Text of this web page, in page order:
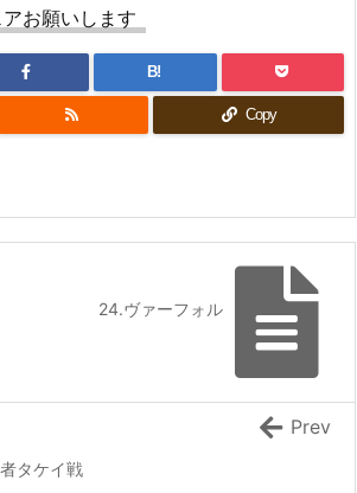
呪われ王女は隠れた才能で
~』 などの表紙
転生初日に聖女扱いされま
ムすぎます！ ―』 『臆病魔
～ダンジョンという楽園
か～』
ゃなくてさ? ~ギフト「剣魔
少女たちと駆け抜ける~』
しゴトーさんは最弱のはず
き込まれたモブサラリーマ
スターツ出版グラストNOV
ルしてたら魔力量が測定可
~悪憑の子の謙虚な覇道
of the FAKE やべ
雑記＠Web小説紹介] 2026/08/09 08:20
龍のダンジョン奮闘記! ~
のドラゴンでした~』 など
ち良くなくて悔しいってい
とめ] 2026/08/08 12:00
役に転生しました ～今度
までも深く潜る 1』 など
まとめ] 2026/08/07 18:00
お願いします
B!
Copy
24.ヴァーフォル
タケイ戦
Prev